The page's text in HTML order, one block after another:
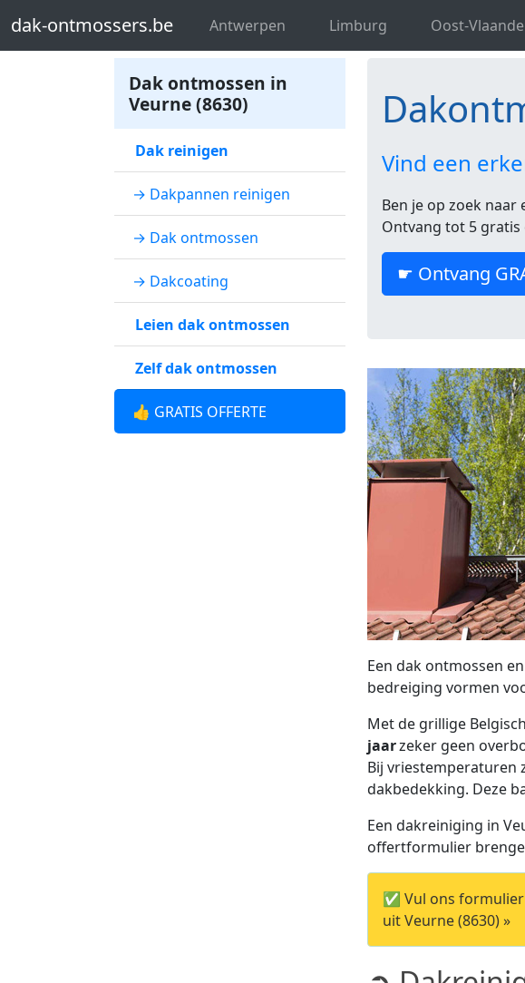
dak-ontmossers.be Antwerpen Limburg Oost-
dak-ontmossers.be Dakontmosser West-Vlaanderen
Dak ontmossen in
Veurne (8630)
Dak reinigen
→ Dakpannen reinigen
→ Dak ontmossen
→ Dakcoating
Leien dak ontmossen
Zelf dak ontmossen
👍 GRATIS OFFERTE
Vind een
Ben je op zoek naar
Ontvang tot 5 gratis
☛ Ontvang
Een dak ontmossen
bedreiging vormen
Met de grillige
jaarzeker geen
Bij vriestemperaturen
dakbedekking. Deze
Een dakreiniging in
offertformulier
✅ Vul ons
uit Veurne (8630) »